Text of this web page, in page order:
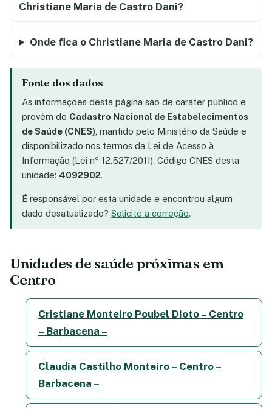
Christiane Maria de Castro Dani?
Onde fica o Christiane Maria de Castro Dani?
Fonte dos dados
As informações desta página são de caráter público e
provêm do Cadastro Nacional de Estabelecimentos
de Saúde (CNES), mantido pelo Ministério da Saúde e
disponibilizado nos termos da Lei de Acesso à
Informação (Lei nº 12.527/2011). Código CNES desta
unidade: 4092902.
É responsável por esta unidade e encontrou algum
dado desatualizado? Solicite a correção.
Unidades de saúde próximas em
Centro
Cristiane Monteiro Poubel Dioto – Centro
– Barbacena –
Claudia Castilho Monteiro – Centro –
Barbacena –